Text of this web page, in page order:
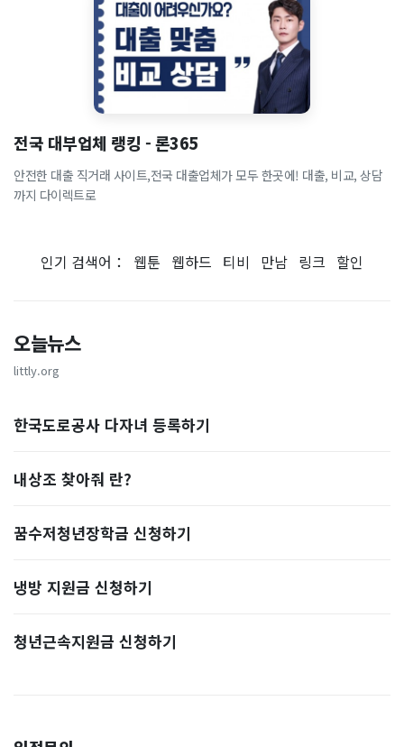
전국 대부업체 랭킹 - 론365
안전한 대출 직거래 사이트,전국 대출업체가 모두 한곳에! 대출, 비교, 상담
까지 다이렉트로
인기 검색어： 웹툰 웹하드 티비 만남 링크 할인
오늘뉴스
littly.org
한국도로공사 다자녀 등록하기
내상조 찾아줘 란?
꿈수저청년장학금 신청하기
냉방 지원금 신청하기
청년근속지원금 신청하기